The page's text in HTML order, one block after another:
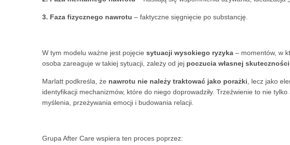
3. Faza fizycznego nawrotu – faktyczne sięgnięcie po substancję.
W tym modelu ważne jest pojęcie sytuacji wysokiego ryzyka – momentów, w
osoba zareaguje w takiej sytuacji, zależy od jej poczucia własnej skuteczności
Marlatt podkreśla, że nawrotu nie należy traktować jako porażki, lecz jako
identyfikacji mechanizmów, które do niego doprowadziły. Trzeźwienie to nie
myślenia, przeżywania emocji i budowania relacji.
Grupa After Care wspiera ten proces poprzez: